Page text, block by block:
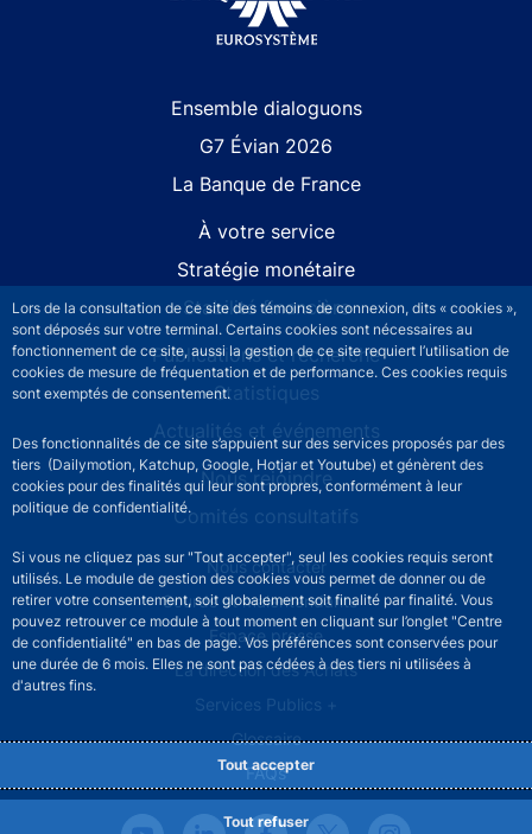
Lors de la consultation de ce site des témoins de connexion, dits « cookies »,
sont déposés sur votre terminal. Certains cookies sont nécessaires au
fonctionnement de ce site, aussi la gestion de ce site requiert l’utilisation de
cookies de mesure de fréquentation et de performance. Ces cookies requis
sont exemptés de consentement.
Des fonctionnalités de ce site s’appuient sur des services proposés par des
tiers (Dailymotion, Katchup, Google, Hotjar et Youtube) et génèrent des
cookies pour des finalités qui leur sont propres, conformément à leur
politique de confidentialité.
Si vous ne cliquez pas sur "Tout accepter", seul les cookies requis seront
utilisés. Le module de gestion des cookies vous permet de donner ou de
retirer votre consentement, soit globalement soit finalité par finalité. Vous
pouvez retrouver ce module à tout moment en cliquant sur l’onglet "Centre
de confidentialité" en bas de page. Vos préférences sont conservées pour
une durée de 6 mois. Elles ne sont pas cédées à des tiers ni utilisées à
d'autres fins.
Tout accepter
Tout refuser
Ensemble dialoguons
G7 Évian 2026
La Banque de France
À votre service
Stratégie monétaire
Stabilité financière
Publications et recherche
Statistiques
Actualités et événements
Nous rejoindre
Comités consultatifs
Footer secondary menuNous contacter
Sourds et malentendants
Espace presse
La direction des Achats
Services Publics +
Glossaire
FAQs